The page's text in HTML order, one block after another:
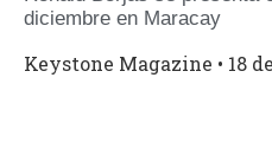
diciembre en Maracay
Keystone Magazine 18